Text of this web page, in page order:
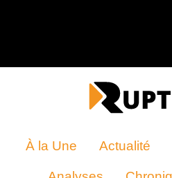
À la Une Actualité